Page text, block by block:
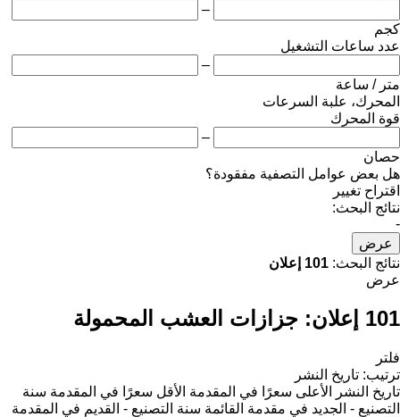
–
كجم
عدد ساعات التشغيل
–
متر / ساعة
المحرك، علبة السرعات
قوة المحرك
–
حصان
هل بعض عوامل التصفية مفقودة؟
اقتراح تغيير
نتائج البحث:
-
عرض
نتائج البحث: 101 إعلان
عرض
101 إعلان: جزازات العشب المحمولة
فلتر
ترتيب: تاريخ النشر
تاريخ النشر
الأعلى سعرًا في المقدمة الأقل سعرًا في المقدمة سنة
التصنيع - الجديد في مقدمة القائمة سنة التصنيع - القديم في المقدمة